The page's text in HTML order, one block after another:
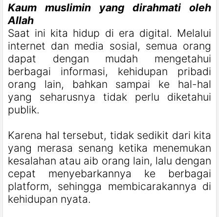
Kaum muslimin yang dirahmati oleh
Allah
Saat ini kita hidup di era digital. Melalui
internet dan media sosial, semua orang
dapat dengan mudah mengetahui
berbagai informasi, kehidupan pribadi
orang lain, bahkan sampai ke hal-hal
yang seharusnya tidak perlu diketahui
publik.
Karena hal tersebut, tidak sedikit dari kita
yang merasa senang ketika menemukan
kesalahan atau aib orang lain, lalu dengan
cepat menyebarkannya ke berbagai
platform, sehingga membicarakannya di
kehidupan nyata.